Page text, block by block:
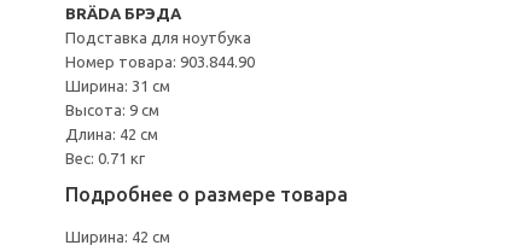
BRÄDA БРЭДА
Подставка для ноутбука
Номер товара: 903.844.90
Ширина: 31 см
Высота: 9 см
Длина: 42 см
Вес: 0.71 кг
Подробнее о размере товара
Ширина: 42 см